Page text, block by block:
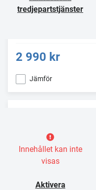
tredjepartstjänster
2 990 kr
Jämför
Innehållet kan inte
visas
Aktivera